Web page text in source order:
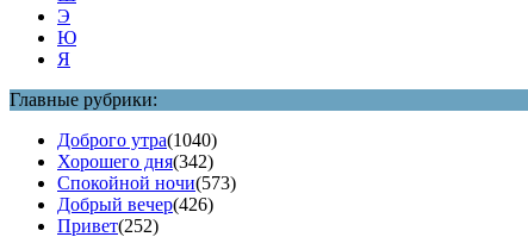
Э
Ю
Я
Главные рубрики:
Доброго утра(1040)
Хорошего дня(342)
Спокойной ночи(573)
Добрый вечер(426)
Привет(252)